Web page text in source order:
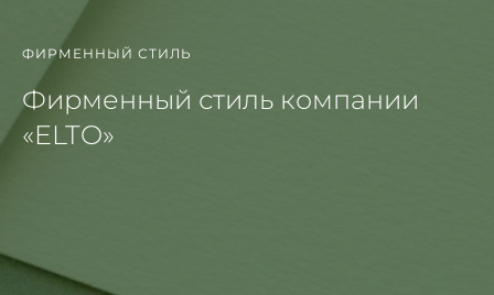
ФИРМЕННЫЙ СТИЛЬ
Фирменный стиль компании
«ELTO»